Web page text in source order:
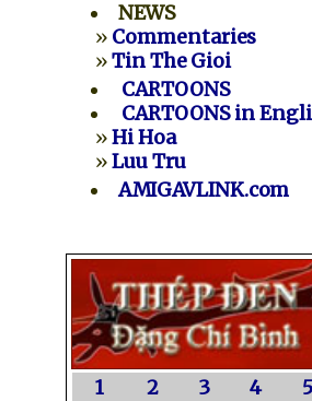
NEWS
» Commentaries
»Tin The Gioi
CARTOONS
CARTOONS in
»Hi Hoa
»Luu Tru
AMIGAVLINK.com
1 2 3 4
5